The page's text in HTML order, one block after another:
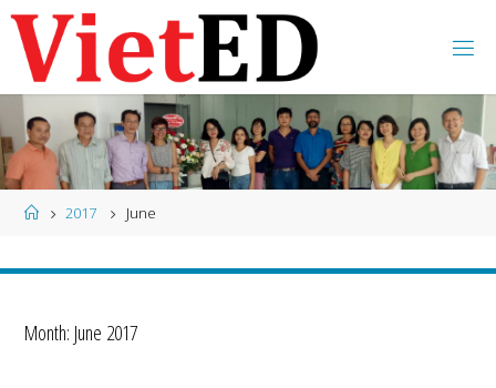
Skip
content
Home2017 June
Month: June 2017